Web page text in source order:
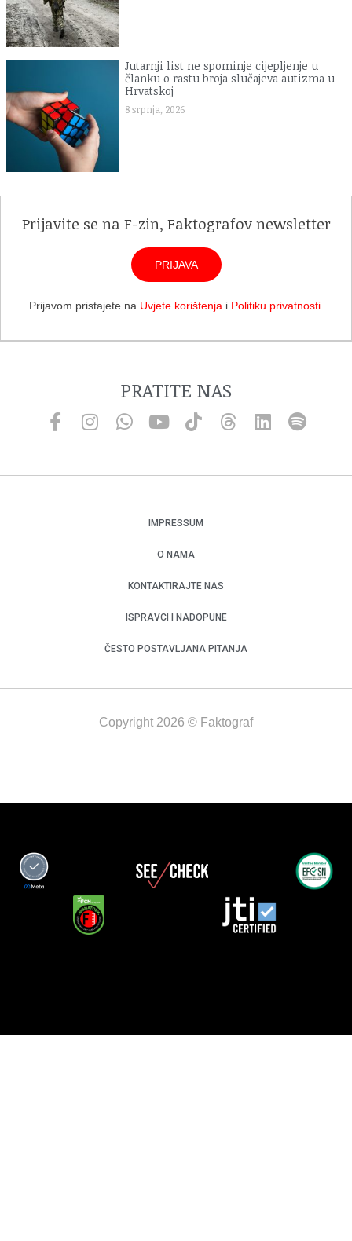
Jutarnji list ne spominje cijepljenje u
članku o rastu broja slučajeva autizma u
Hrvatskoj
8 srpnja, 2026
Prijavite se na F-zin, Faktografov newsletter
PRIJAVA
Prijavom pristajete na Uvjete korištenja i Politiku privatnosti.
PRATITE NAS
IMPRESSUM
O NAMA
KONTAKTIRAJTE NAS
ISPRAVCI I NADOPUNE
ČESTO POSTAVLJANA PITANJA
Copyright 2026 © Faktograf